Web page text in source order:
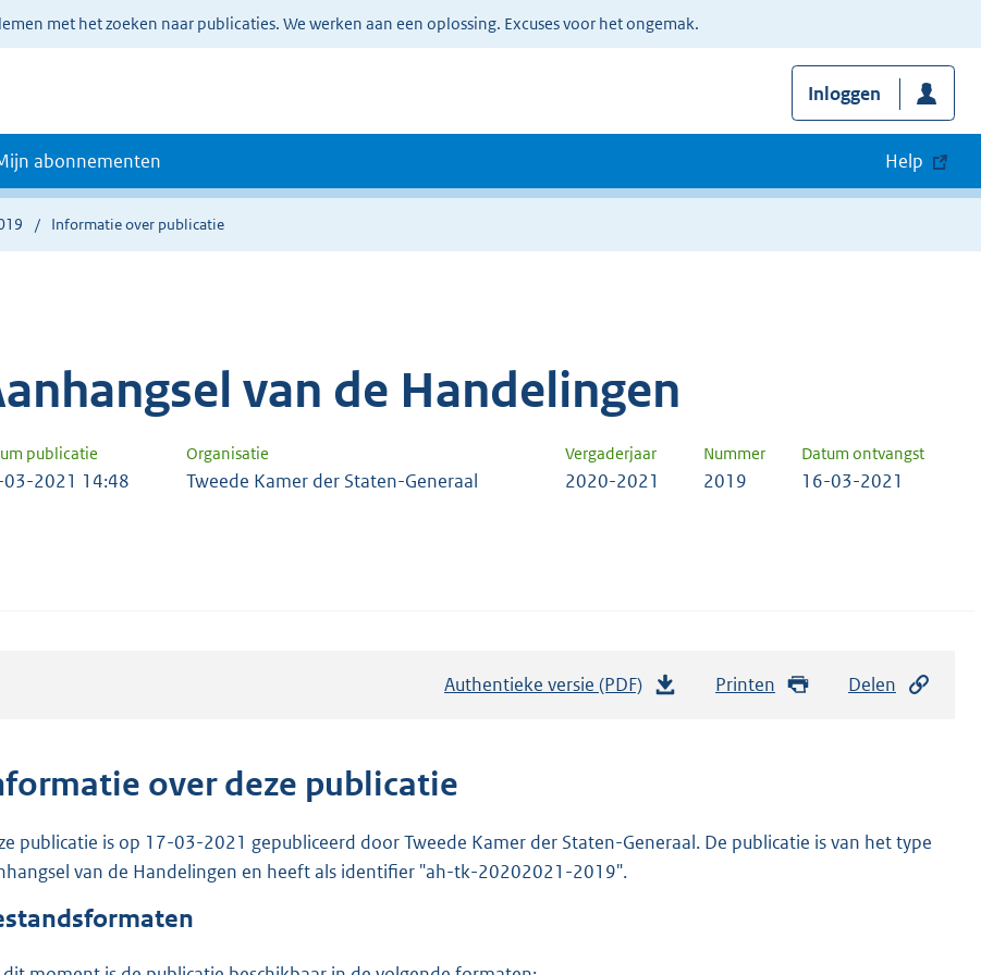
met het zoeken naar publicaties. We werken aan een oplossing. Excuses voor het ongemak.
Inloggen
abonnementen Help
Informatie over publicatie
van de Handelingen
publicatie Organisatie Vergaderjaar Nummer Datum ontvangst
03-2021 14:48 Tweede Kamer der Staten-Generaal 2020-2021 2019 16-03-2021
Authentieke versie (PDF) Printen Delen
over deze publicatie
publicatie is op 17-03-2021 gepubliceerd door Tweede Kamer der Staten-Generaal. De publicatie is van het type
van de Handelingen en heeft als identifier "ah-tk-20202021-2019".